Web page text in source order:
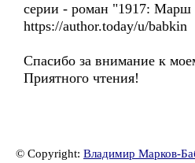
серии - роман "1917:
https://author.today/u/babkin
Спасибо за внимание к
Приятного чтения!
© Copyright: Владимир Марков-